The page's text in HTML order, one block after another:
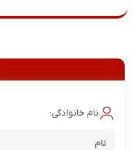
نام خانوادگی: